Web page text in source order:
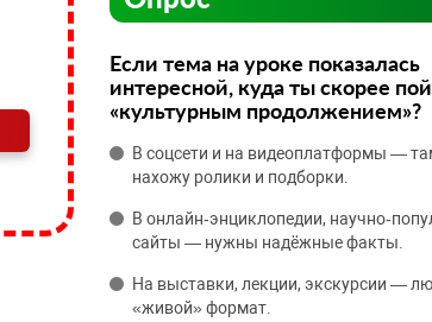
Если тема на уроке показалась
интересной, куда ты скорее
«культурным продолжением»?
В соцсети и на видеоплатформы —
нахожу ролики и подборки.
В онлайн‑энциклопедии,
сайты — нужны надёжные факты.
На выставки, лекции, экскурсии —
«живой» формат.